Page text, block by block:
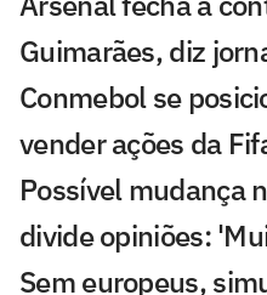
Guimarães, diz
Conmebol se
vender ações da
Possível mudança
divide opiniões:
Sem europeus,